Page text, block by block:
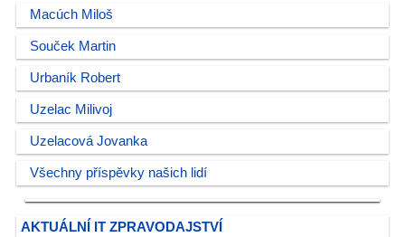
Macúch Miloš
Souček Martin
Urbaník Robert
Uzelac Milivoj
Uzelacová Jovanka
Všechny příspěvky našich lidí
AKTUÁLNÍ IT ZPRAVODAJSTVÍ